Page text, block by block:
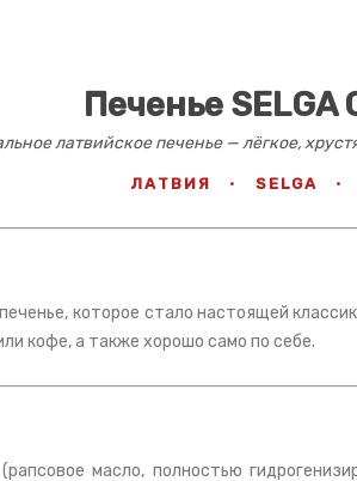
Печенье SELGA
латвийское печенье — лёгкое,
ЛАТВИЯ · SELGA ·
которое стало настоящей
кофе, а также хорошо само по себе.
масло, полностью